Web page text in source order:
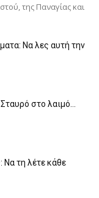
της Παν­αγίας και
Να λες αυτή την
στο λαιμό…
Να τη λέτε κάθε